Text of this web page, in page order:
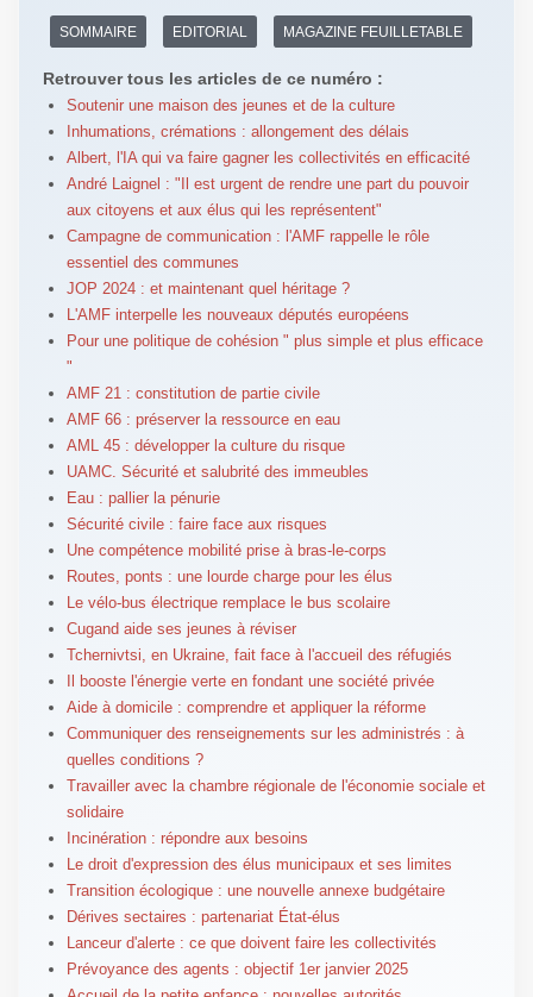
SOMMAIRE EDITORIAL MAGAZINE FEUILLETABLE
Retrouver tous les articles de ce numéro :
Soutenir une maison des jeunes et de la culture
Inhumations, crémations : allongement des délais
Albert, l'IA qui va faire gagner les collectivités en efficacité
André Laignel : "Il est urgent de rendre une part du pouvoir
aux citoyens et aux élus qui les représentent"
Campagne de communication : l'AMF rappelle le rôle
essentiel des communes
JOP 2024 : et maintenant quel héritage ?
L'AMF interpelle les nouveaux députés européens
Pour une politique de cohésion " plus simple et plus efficace
"
AMF 21 : constitution de partie civile
AMF 66 : préserver la ressource en eau
AML 45 : développer la culture du risque
UAMC. Sécurité et salubrité des immeubles
Eau : pallier la pénurie
Sécurité civile : faire face aux risques
Une compétence mobilité prise à bras-le-corps
Routes, ponts : une lourde charge pour les élus
Le vélo-bus électrique remplace le bus scolaire
Cugand aide ses jeunes à réviser
Tchernivtsi, en Ukraine, fait face à l'accueil des réfugiés
Il booste l'énergie verte en fondant une société privée
Aide à domicile : comprendre et appliquer la réforme
Communiquer des renseignements sur les administrés : à
quelles conditions ?
Travailler avec la chambre régionale de l'économie sociale et
solidaire
Incinération : répondre aux besoins
Le droit d'expression des élus municipaux et ses limites
Transition écologique : une nouvelle annexe budgétaire
Dérives sectaires : partenariat État-élus
Lanceur d'alerte : ce que doivent faire les collectivités
Prévoyance des agents : objectif 1er janvier 2025